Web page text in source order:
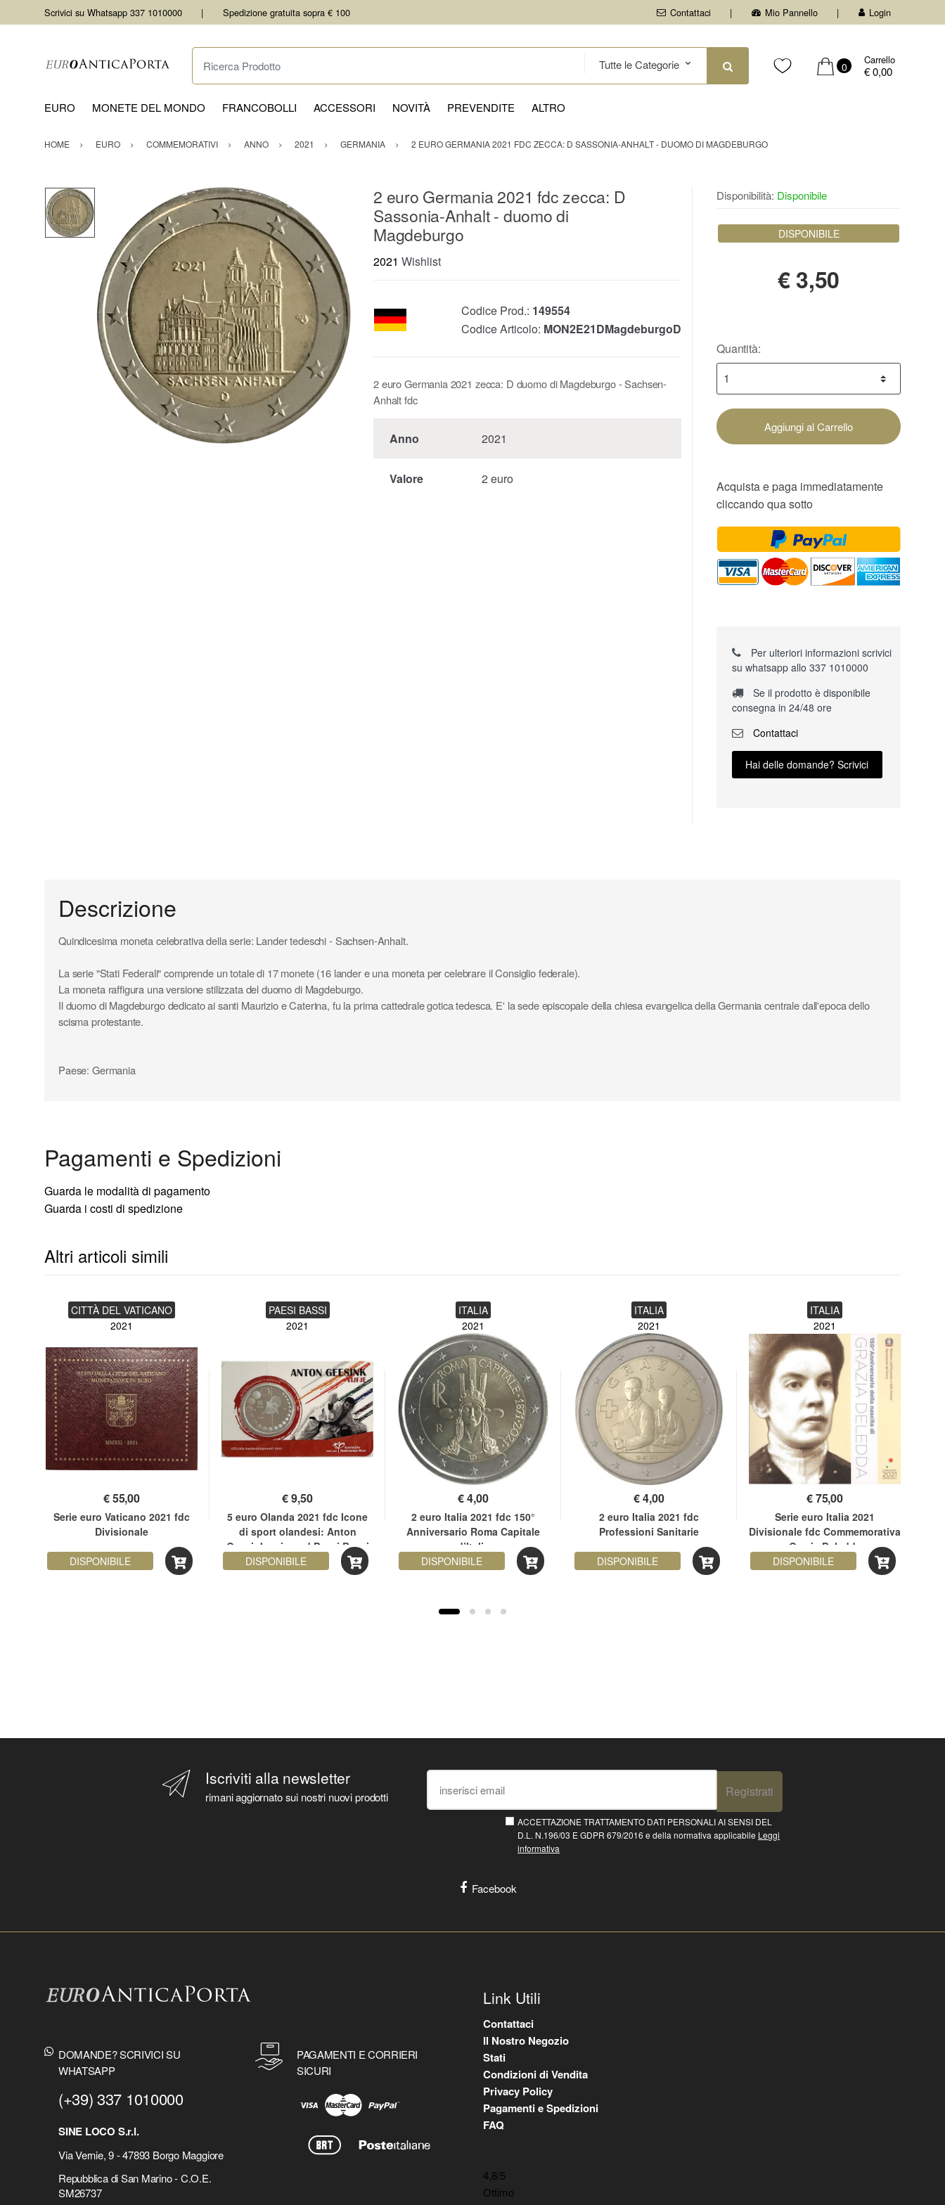
Scrivici su Whatsapp 337 1010000 Spedizione gratuita sopra € 100 Contattaci Mio Pannello Login
Ricerca Prodotto
0
Carrello
€ 0,00
EURO MONETE DEL MONDO FRANCOBOLLI ACCESSORI NOVITÀ PREVENDITE ALTRO
HOME EURO COMMEMORATIVI ANNO 2021 GERMANIA 2 EURO GERMANIA 2021 FDC ZECCA: D SASSONIA-ANHALT - DUOMO DI MAGDEBURGO
2 euro Germania 2021 fdc zecca: D
Sassonia-Anhalt - duomo di
Magdeburgo
2021 Wishlist
Codice Prod.: 149554
Codice Articolo: MON2E21DMagdeburgoD
2 euro Germania 2021 zecca: D duomo di Magdeburgo - Sachsen-
Anhalt fdc
Anno 2021
Valore 2 euro
Disponibilità: Disponibile
DISPONIBILE
€3,50
Quantità:
Aggiungi al Carrello
Acquista e paga immediatamente
cliccando qua sotto
Per ulteriori informazioni scrivici
su whatsapp allo 337 1010000
Se il prodotto è disponibile
consegna in 24/48 ore
Contattaci
Hai delle domande? Scrivici
Descrizione
Quindicesima moneta celebrativa della serie: Lander tedeschi - Sachsen-Anhalt.
La serie "Stati Federali" comprende un totale di 17 monete (16 lander e una moneta per celebrare il Consiglio federale).
La moneta raffigura una versione stilizzata del duomo di Magdeburgo.
Il duomo di Magdeburgo dedicato ai santi Maurizio e Caterina, fu la prima cattedrale gotica tedesca. E' la sede episcopale della chiesa evangelica della Germania centrale dall'epoca dello
scisma protestante.
Paese: Germania
Composizione parte esterna: rame - nichel
Diametro: 25,75 mm
Tiratura complessiva: 30.000.000
Pagamenti e Spedizioni
Guarda le modalità di pagamento
Guarda i costi di spedizione
Altri articoli simili
CITTÀ DEL VATICANO
2021
€55,00
Serie euro Vaticano 2021 fdc
Divisionale
DISPONIBILE
PAESI BASSI
2021
€9,50
5 euro Olanda 2021 fdc Icone
di sport olandesi: Anton
Geesink coincard Paesi Bassi
DISPONIBILE
ITALIA
2021
€4,00
2 euro Italia 2021 fdc 150°
Anniversario Roma Capitale
d’Italia
DISPONIBILE
ITALIA
2021
€4,00
2 euro Italia 2021 fdc
Professioni Sanitarie
DISPONIBILE
ITALIA
2021
€75,00
Serie euro Italia 2021
Divisionale fdc Commemorativa
Grazia Deledda
DISPONIBILE
Iscriviti alla newsletter
rimani aggiornato sui nostri nuovi prodotti Registrati
ACCETTAZIONE TRATTAMENTO DATI PERSONALI AI SENSI DEL
D.L. N.196/03 E GDPR 679/2016 e della normativa applicabile Leggi
informativa
Facebook
DOMANDE? SCRIVICI SU
WHATSAPP
(+39) 337 1010000
SINE LOCO S.r.l.
Via Vernie, 9 - 47893 Borgo Maggiore
Repubblica di San Marino - C.O.E.
SM26737
PAGAMENTI E CORRIERI
SICURI
Link Utili
Contattaci
Il Nostro Negozio
Stati
Condizioni di Vendita
Privacy Policy
Pagamenti e Spedizioni
FAQ
4,8/5
Ottimo